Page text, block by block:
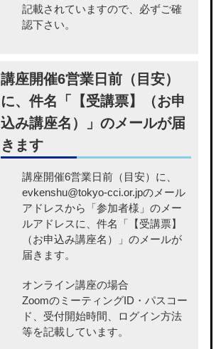
記載されていますので、必ずご確
認下さい。
講座開催6営業日前（目安）
に、件名「【受講票】（お申
込み講座名）」のメールが届
きます
講座開催6営業日前（目安）に、
evkenshu@tokyo-cci.or.jpのメール
アドレスから「参加者様」のメー
ルアドレスに、件名「【受講票】
（お申込み講座名）」のメールが
届きます。
オンライン講座の場合
ZoomのミーティングID・パスコー
ド、受付開始時間、ログイン方法
等を記載しています。